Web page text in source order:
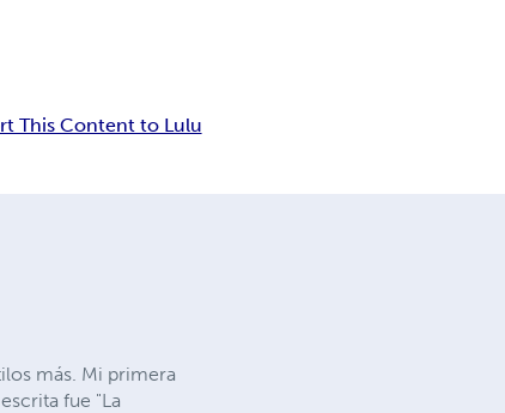
This Content to Lulu
más. Mi primera
fue "La